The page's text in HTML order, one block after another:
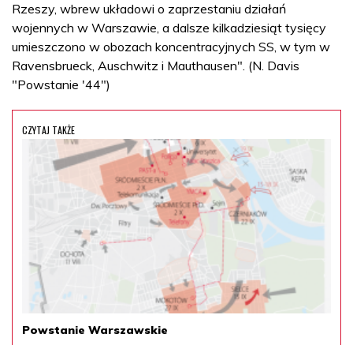
Rzeszy, wbrew układowi o zaprzestaniu działań
wojennych w Warszawie, a dalsze kilkadziesiąt tysięcy
umieszczono w obozach koncentracyjnych SS, w tym w
Ravensbrueck, Auschwitz i Mauthausen". (N. Davis
"Powstanie '44")
CZYTAJ TAKŻE
Powstanie Warszawskie